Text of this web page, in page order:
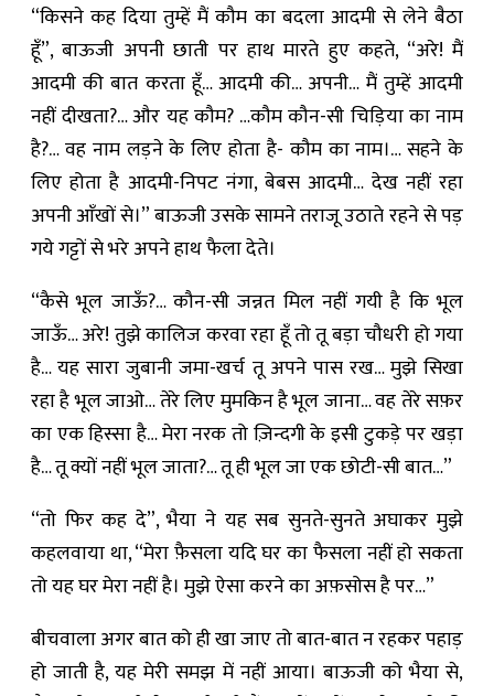
“किसने कह दिया तुम्हें मैं कौम का बदला आदमी से लेने बैठा
हूँ”, बाऊजी अपनी छाती पर हाथ मारते हुए कहते, “अरे! मैं
आदमी की बात करता हूँ… आदमी की… अपनी… मैं तुम्हें आदमी
नहीं दीखता?… और यह कौम? …कौम कौन-सी चिड़िया का नाम
है?… वह नाम लड़ने के लिए होता है- कौम का नाम।… सहने के
लिए होता है आदमी-निपट नंगा, बेबस आदमी… देख नहीं रहा
अपनी आँखों से।” बाऊजी उसके सामने तराजू उठाते रहने से पड़
गये गट्टों से भरे अपने हाथ फैला देते।
“कैसे भूल जाऊँ?… कौन-सी जन्नत मिल नहीं गयी है कि भूल
जाऊँ… अरे! तुझे कालिज करवा रहा हूँ तो तू बड़ा चौधरी हो गया
है… यह सारा जुबानी जमा-खर्च तू अपने पास रख… मुझे सिखा
रहा है भूल जाओ… तेरे लिए मुमकिन है भूल जाना… वह तेरे सफ़र
का एक हिस्सा है… मेरा नरक तो ज़िन्दगी के इसी टुकड़े पर खड़ा
है… तू क्यों नहीं भूल जाता?… तू ही भूल जा एक छोटी-सी बात…”
“तो फिर कह दे”, भैया ने यह सब सुनते-सुनते अघाकर मुझे
कहलवाया था, “मेरा फ़ैसला यदि घर का फैसला नहीं हो सकता
तो यह घर मेरा नहीं है। मुझे ऐसा करने का अफ़सोस है पर…”
बीचवाला अगर बात को ही खा जाए तो बात-बात न रहकर पहाड़
हो जाती है, यह मेरी समझ में नहीं आया। बाऊजी को भैया से,